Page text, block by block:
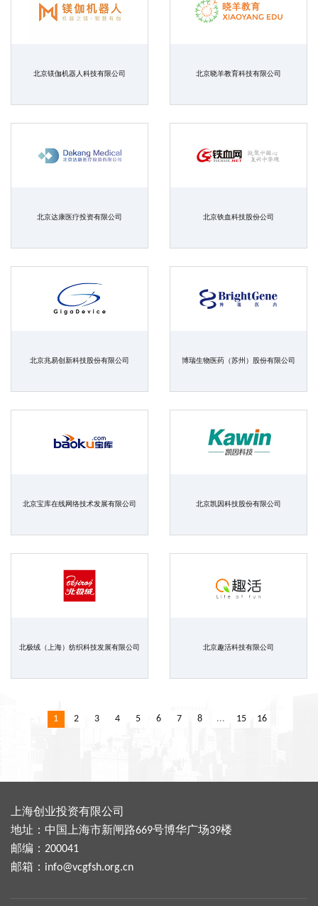
北京镁伽机器人科技有限公司 北京晓羊教育科技有限公司
北京达康医疗投资有限公司 北京铁血科技股份公司
北京兆易创新科技股份有限公司 博瑞生物医药（苏州）股份有限公司
北京宝库在线网络技术发展有限公司 北京凯因科技股份有限公司
北极绒（上海）纺织科技发展有限公司 北京趣活科技有限公司
1 2 3 4 5 6 7 8 ... 15 16
上海创业投资有限公司
地址：中国上海市新闸路669号博华广场39楼
邮编：200041
邮箱： info@vcgfsh.org.cn